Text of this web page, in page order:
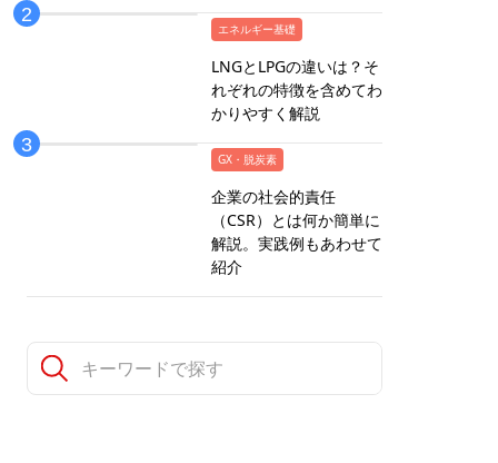
エネルギー基礎
LNGとLPGの違いは？そ
れぞれの特徴を含めてわ
かりやすく解説
GX・脱炭素
企業の社会的責任
（CSR）とは何か簡単に
解説。実践例もあわせて
紹介